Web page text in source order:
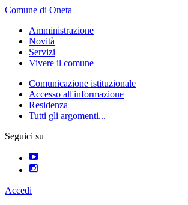
Comune di Oneta
Amministrazione
Novità
Servizi
Vivere il comune
Comunicazione istituzionale
Accesso all'informazione
Residenza
Tutti gli argomenti...
Seguici su
Accedi